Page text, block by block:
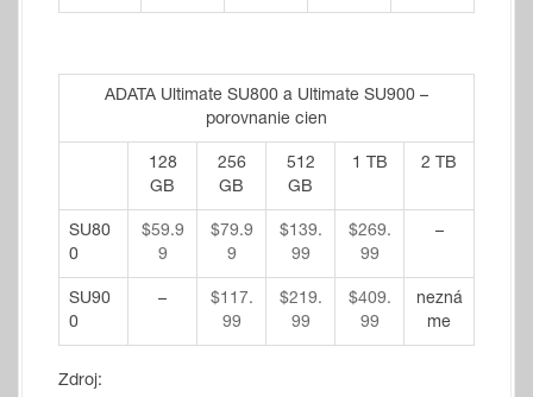
ADATA Ultimate SU800 a Ultimate SU900 –
porovnanie cien
128
GB
256
GB
512
GB
1 TB 2 TB
SU80
0
$59.9
9
$79.9
9
$139.
99
$269.
99
–
SU90
0
–
$117.
99
$219.
99
$409.
99
nezná
me
Zdroj: